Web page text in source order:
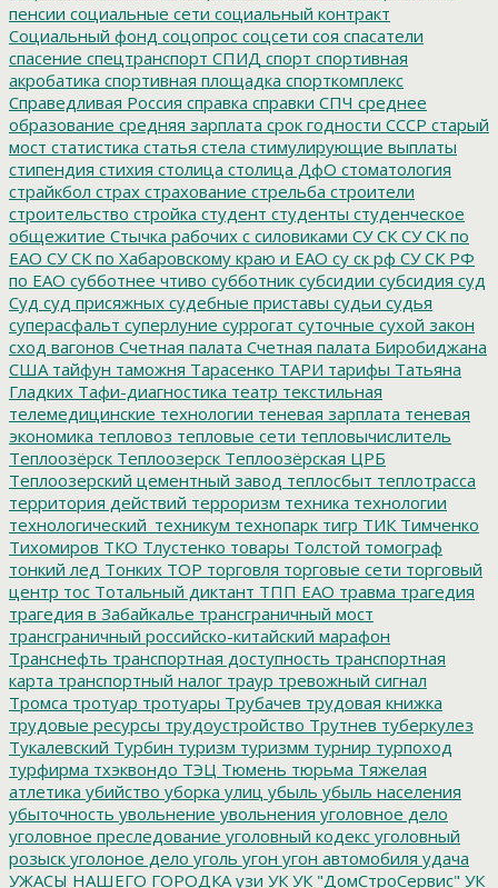
пенсии социальные сети социальный контракт
Социальный фонд соцопрос соцсети соя спасатели
спасение спецтранспорт СПИД спорт спортивная
акробатика спортивная площадка спорткомплекс
Справедливая Россия справка справки СПЧ среднее
образование средняя зарплата срок годности СССР старый
мост статистика статья стела стимулирующие выплаты
стипендия стихия столица столица ДфО стоматология
страйкбол страх страхование стрельба строители
строительство стройка студент студенты студенческое
общежитие Стычка рабочих с силовиками СУ СК СУ СК по
ЕАО СУ СК по Хабаровскому краю и ЕАО су ск рф СУ СК РФ
по ЕАО субботнее чтиво субботник субсидии субсидия суд
Суд суд присяжных судебные приставы судьи судья
суперасфальт суперлуние суррогат суточные сухой закон
сход вагонов Счетная палата Счетная палата Биробиджана
США тайфун таможня Тарасенко ТАРИ тарифы Татьяна
Гладких Тафи-диагностика театр текстильная
телемедицинские технологии теневая зарплата теневая
экономика тепловоз тепловые сети тепловычислитель
Теплоозёрск Теплоозерск Теплоозёрская ЦРБ
Теплоозерский цементный завод теплосбыт теплотрасса
территория действий терроризм техника технологии
технологический_техникум технопарк тигр ТИК Тимченко
Тихомиров ТКО Тлустенко товары Толстой томограф
тонкий лед Тонких ТОР торговля торговые сети торговый
центр тос Тотальный диктант ТПП ЕАО травма трагедия
трагедия в Забайкалье трансграничный мост
трансграничный российско-китайский марафон
Транснефть транспортная доступность транспортная
карта транспортный налог траур тревожный сигнал
Тромса тротуар тротуары Трубачев трудовая книжка
трудовые ресурсы трудоустройство Трутнев туберкулез
Тукалевский Турбин туризм туризмм турнир турпоход
турфирма тхэквондо ТЭЦ Тюмень тюрьма Тяжелая
атлетика убийство уборка улиц убыль убыль населения
убыточность увольнение увольнения уголовное дело
уголовное преследование уголовный кодекс уголовный
розыск уголоное дело уголь угон угон автомобиля удача
УЖАСЫ НАШЕГО ГОРОДКА узи УК УК "ДомСтроСервис" УК